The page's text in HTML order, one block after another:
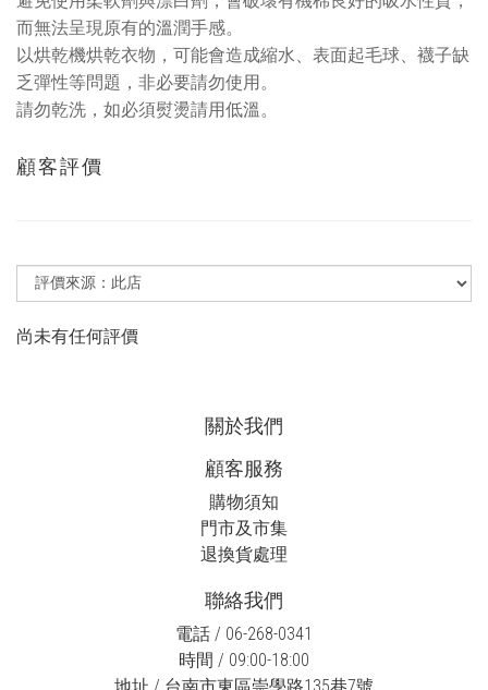
而無法呈現原有的溫潤手感。
以烘乾機烘乾衣物，可能會造成縮水、表面起毛球、襪子缺
乏彈性等問題，非必要請勿使用。
請勿乾洗，如必須熨燙請用低溫。
顧客評價
尚未有任何評價
關於我們
顧客服務
購物須知
門市及市集
退換貨處理
聯絡我們
電話 / 06-268-0341
時間 / 09:00-18:00